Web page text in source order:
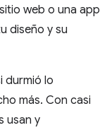
web o una app
diseño y su
durmió lo
más. Con casi
usan y